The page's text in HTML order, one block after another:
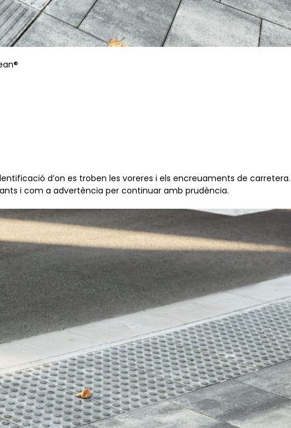
d’on es troben les voreres i els encreuaments de carretera.
i com a advertència per continuar amb prudència.